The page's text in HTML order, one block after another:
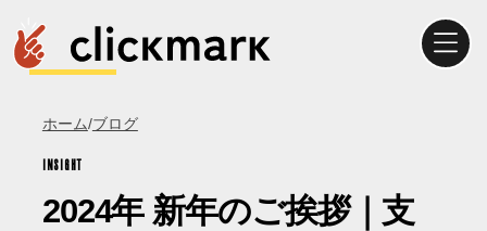
ホーム/ブログ
INSIGHT
2024年 新年のご挨拶｜支